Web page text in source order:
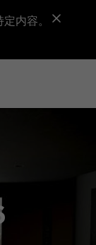
内容。